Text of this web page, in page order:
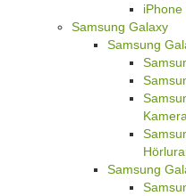
Samsung Galaxy
Samsung
Samsung